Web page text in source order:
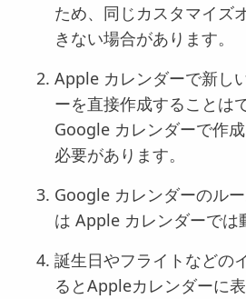
ため、同じカスタマイズ
きない場合があります。
Apple カレンダーで新し
ーを直接作成することは
Google カレンダーで作
必要があります。
Google カレンダーのル
は Apple カレンダーでは
誕生日やフライトなどの
るとAppleカレンダーに